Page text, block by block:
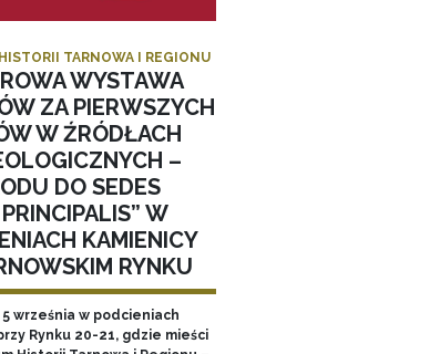
TARNOWA I REGIONU
WYSTAWA
ZA PIERWSZYCH
W ŹRÓDŁACH
–
DO SEDES
W
KAMIENICY
RYNKU
września w podcieniach
Rynku 20-21, gdzie mieści